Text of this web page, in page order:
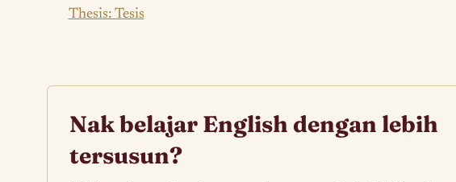
Thesis: Tesis
Nak belajar English dengan lebih
tersusun?